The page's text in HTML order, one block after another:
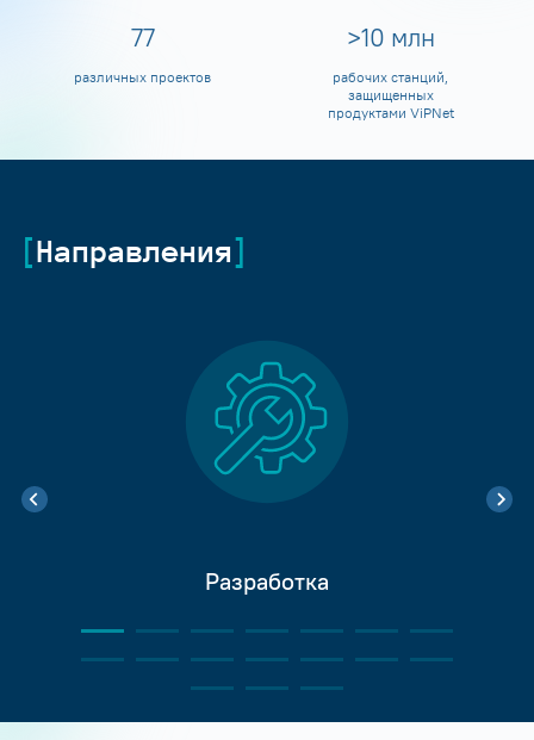
80
различных проектов
>10 млн
рабочих станций,
защищенных
продуктами ViPNet
Направления
Разработка